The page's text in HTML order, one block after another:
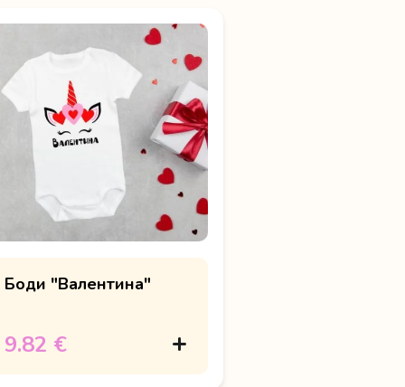
Боди "Валентина"
9.82 €